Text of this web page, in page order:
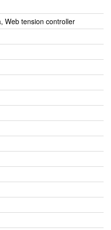
Web tension controller